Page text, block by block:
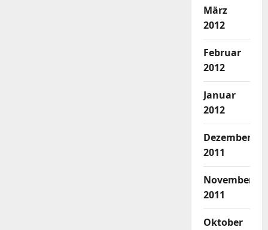
März
2012
Februar
2012
Januar
2012
Dezember
2011
November
2011
Oktober